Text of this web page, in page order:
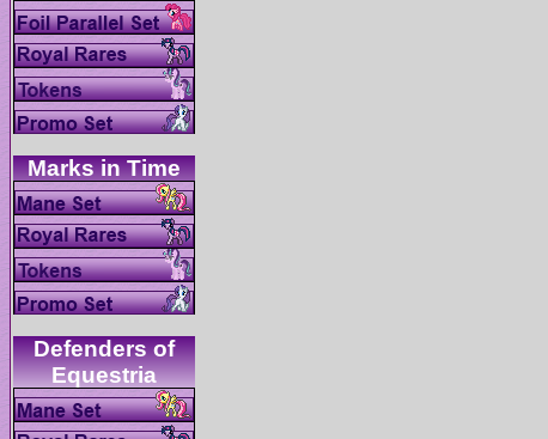
Defenders of